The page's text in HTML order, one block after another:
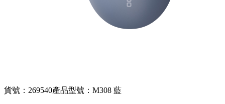
貨號：269540產品型號：M308 藍